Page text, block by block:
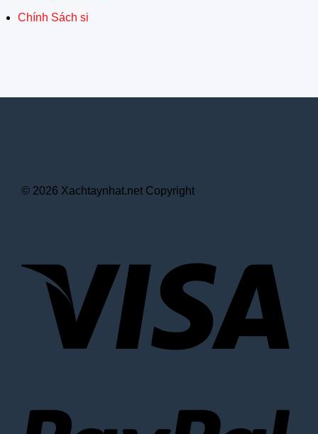
Chính Sách si
© 2026 Xachtaynhat.net Copyright